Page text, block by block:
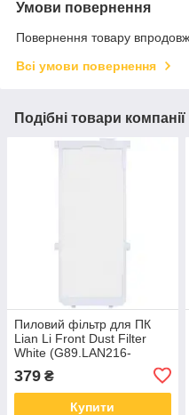
Умови повернення
Повернення товару
Всі умови повернення
Подібні товари компанії
Пиловий фільтр для ПК
Lian Li Front Dust Filter
White (G89.LAN216-
379 ₴
Купити